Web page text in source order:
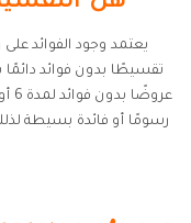
يعتمد وجود الفوائد
تقسيطًا بدون فوائد
رسومًا أو فائدة بسيطة